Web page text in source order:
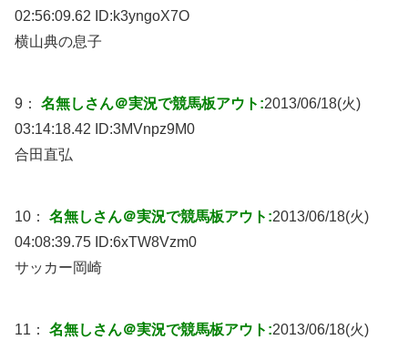
02:56:09.62 ID:k3yngoX7O
横山典の息子
9： 名無しさん＠実況で競馬板アウト:2013/06/18(火)
03:14:18.42 ID:3MVnpz9M0
合田直弘
10： 名無しさん＠実況で競馬板アウト:2013/06/18(火)
04:08:39.75 ID:6xTW8Vzm0
サッカー岡崎
11： 名無しさん＠実況で競馬板アウト:2013/06/18(火)